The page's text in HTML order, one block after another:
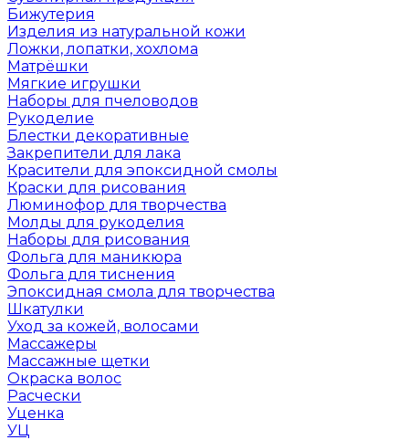
Бижутерия
Изделия из натуральной кожи
Ложки, лопатки, хохлома
Матрёшки
Мягкие игрушки
Наборы для пчеловодов
Рукоделие
Блестки декоративные
Закрепители для лака
Красители для эпоксидной смолы
Краски для рисования
Люминофор для творчества
Молды для рукоделия
Наборы для рисования
Фольга для маникюра
Фольга для тиснения
Эпоксидная смола для творчества
Шкатулки
Уход за кожей, волосами
Массажеры
Массажные щетки
Окраска волос
Расчески
Уценка
УЦ